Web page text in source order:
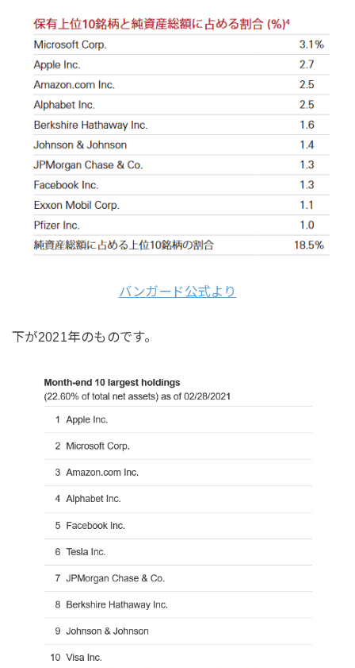
バンガード公式より
下が2021年のものです。